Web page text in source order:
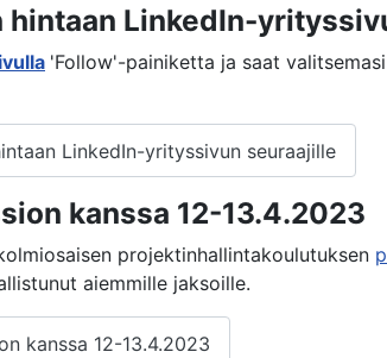
LinkedIn-
'Follow'-painiketta ja saat
LinkedIn-yrityssivun seuraajille
kanssa 12-13.4.2023
projektinhallintakoulutuksen
aiemmille jaksoille.
kanssa 12-13.4.2023